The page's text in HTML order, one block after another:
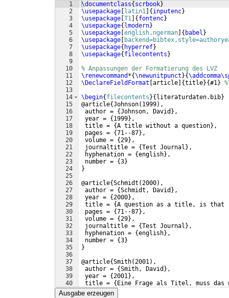
1
2
3
4
5
6
7
8
9
10
11
12
13
14
15
16
17
18
19
20
21
22
23
24
25
26
27
28
29
30
31
32
33
34
35
36
37
38
39
40
41
\documentclass{ scrbook}
\usepackage
latin1 { inputenc}
\usepackage T1 { fontenc}
\usepackage{ lmodern}
\usepackage english,ngerman { babel }
\usepackage
\usepackage{ hyperref}
\usepackage{ filecontents }
% Anpassungen der Formatierung des LVZ
\renewcommand *{\newunitpunct }{
\DeclareFieldFormat article {title}{#1}
\begin{ filecontents }{ literaturdaten.bib}
@article{Johnson( 1999) ,
author = {Johnson, David } ,
year = { 1999} ,
title = {A title without a question} ,
pages = {71--87} ,
volume = {29} ,
journaltitle = {Test Journal } ,
hyphenation = {english} ,
number = {3}
}
@article{Schmidt (2000) ,
author = {Schmidt, David } ,
year = {2000} ,
title = {A question as a title, is that
pages = {71--87} ,
volume = {29} ,
journaltitle = {Test Journal } ,
hyphenation = {english} ,
number = {3}
}
@article{Smith(2001) ,
author = {Smith, David } ,
year = {2001} ,
title = { Eine Frage als Titel, muss
pages = {71--87
Ausgabe erzeugen